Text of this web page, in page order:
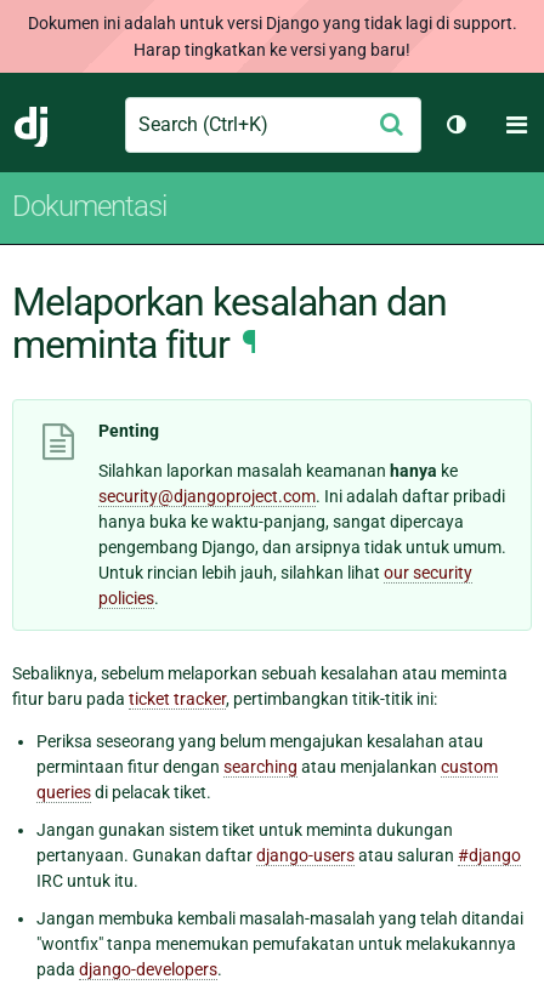
Dokumen ini adalah untuk versi Django yang tidak lagi di support.
Harap tingkatkan ke versi yang baru!
Django
Search Ajukan
Ganti
Dokumentasi
Melaporkan kesalahan dan
meminta fitur ¶
Penting
Silahkan laporkan masalah keamanan hanya ke
security@djangoproject.com. Ini adalah daftar pribadi
hanya buka ke waktu-panjang, sangat dipercaya
pengembang Django, dan arsipnya tidak untuk umum.
Untuk rincian lebih jauh, silahkan lihat our security
policies.
Sebaliknya, sebelum melaporkan sebuah kesalahan atau meminta
fitur baru pada ticket tracker, pertimbangkan titik-titik ini:
Periksa seseorang yang belum mengajukan kesalahan atau
permintaan fitur dengan searching atau menjalankan custom
queriesdi pelacak tiket.
Jangan gunakan sistem tiket untuk meminta dukungan
pertanyaan. Gunakan daftardjango-usersatau saluran #django
IRC untuk itu.
Jangan membuka kembali masalah-masalah yang telah ditandai
"wontfix" tanpa menemukan pemufakatan untuk melakukannya
pada django-developers.